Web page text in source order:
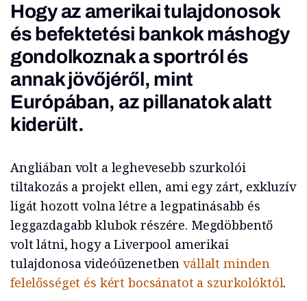
Hogy az amerikai tulajdonosok
és befektetési bankok máshogy
gondolkoznak a sportról és
annak jövőjéről, mint
Európában, az pillanatok alatt
kiderült.
Angliában volt a leghevesebb szurkolói
tiltakozás a projekt ellen, ami egy zárt, exkluzív
ligát hozott volna létre a legpatinásabb és
leggazdagabb klubok részére. Megdöbbentő
volt látni, hogy a Liverpool amerikai
tulajdonosa videóüzenetbenvállalt minden
felelősséget és kért bocsánatot a szurkolóktól.